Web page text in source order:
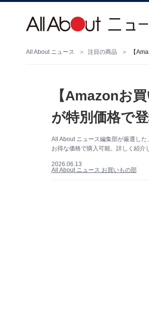
All About ニュース 注目の商品 【
【Amazonお
が特別価格で
All About ニュース編集部が厳選し
お得な価格で購入可能。詳しく紹介
2026.06.13
All About ニュース お買いもの部